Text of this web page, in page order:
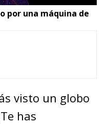
por una máquina de
visto un globo
has